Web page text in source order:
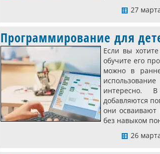
27
Программирование для
Если вы
обучите его
можно в
интересно.
добавляются
они
без навыком
26